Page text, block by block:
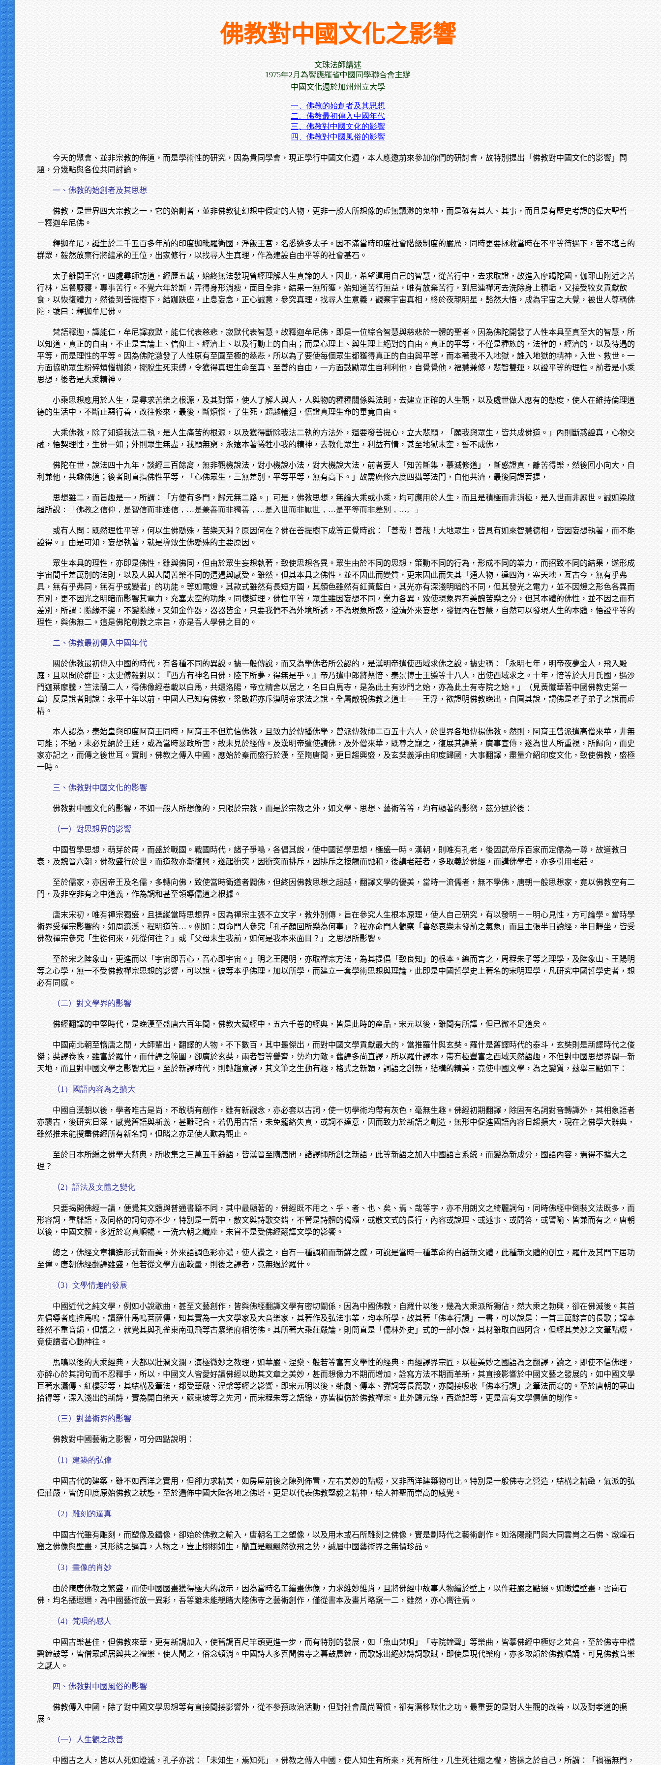
佛教對中國文化之影響
文珠法師講述
1975年2月為響應羅省中國同學聯合會主辦
中國文化週於加州州立大學
一、佛教的始創者及其思想
二、佛教最初傳入中國年代
三、佛教對中國文化的影響
四、佛教對中國風俗的影響
今天的聚會、並非宗教的佈道，而是學術性的研究，因為貴同學會，現正學行中國文化週，本人應邀前來參加你們的研討會，故特別提出「佛教對中國文化的影響」問
題，分幾點與各位共同討論。
一、佛教的始創者及其思想
佛教，是世界四大宗教之一，它的始創者，並非佛教徒幻想中假定的人物，更非一般人所想像的虛無飄渺的鬼神，而是確有其人、其事，而且是有歷史考證的偉大聖哲－
－釋迦牟尼佛。
釋迦牟尼，誕生於二千五百多年前的印度迦毗羅衛國，淨飯王宮，名悉遴多太子。因不滿當時印度社會階級制度的嚴厲，同時更要拯救當時在不平等待遇下，苦不堪言的
群眾，毅然放棄行將繼承的王位，出家修行，以找尋人生真理，作為建設自由平等的社會基石。
太子離開王宮，四處尋師訪道，經歷五載，始終無法發現曾經理解人生真諦的人，因此，希望運用自己的智慧，從苦行中，去求取證，故進入摩竭陀國，伽耶山附近之苦
行林，忘餐廢寢，專事苦行。不覺六年於斯，弄得身形消瘦，面目全非，結果一無所獲，始知道苦行無益，唯有放棄苦行，到尼連禪河去洗除身上積垢，又接受牧女貢獻飲
食，以恢復體力，然後到菩提樹下，結跏趺座，止息妄念，正心誠意，參究真理，找尋人生意義，觀察宇宙真相，終於夜親明星，豁然大悟，成為宇宙之大覺，被世人尊稱佛
陀，號曰：釋迦牟尼佛。
梵語釋迦，譯能仁，牟尼譯寂默，能仁代表慈悲，寂默代表智慧。故釋迦牟尼佛，即是一位綜合智慧與慈悲於一體的聖者。因為佛陀開發了人性本具至真至大的智慧，所
以知道，真正的自由，不止是言論上、信仰上、經濟上、以及行動上的自由；而是心理上、與生理上絕對的自由。真正的平等，不僅是種族的，法律的，經濟的，以及待遇的
平等，而是理性的平等。因為佛陀激發了人性原有至圓至極的慈悲，所以為了要使每個眾生都獲得真正的自由與平等，而本著我不入地獄，誰入地獄的精神，入世、救世。一
方面協助眾生粉碎煩惱枷鎖，擺脫生死束縛，令獲得真理生命至真、至善的自由，一方面鼓勵眾生自利利他，自覺覺他，福慧兼修，悲智雙運，以證平等的理性。前者是小乘
思想，後者是大乘精神。
小乘思想應用於人生，是尋求苦樂之根源，及其對策，使人了解人與人，人與物的種種關係與法則，去建立正確的人生觀，以及處世做人應有的態度，使人在維持倫理道
德的生活中，不斷止惡行善，改往修來，最後，斷煩惱，了生死，超越輪迴，悟證真理生命的畢竟自由。
大乘佛教，除了知道我法二執，是人生痛苦的根源，以及獲得斷除我法二執的方法外，還要發菩提心，立大悲願，「願我與眾生，皆共成佛道。」內則斷惑證真，心物交
融，悟契理性，生佛一如；外則眾生無盡，我願無窮，永遠本著犧牲小我的精神，去教化眾生，利益有情，甚至地獄末空，誓不成佛，
佛陀在世，說法四十九年，談經三百餘禽，無非觀機說法，對小機說小法，對大機說大法，前者要人「知苦斷集，慕滅修道」，斷惑證真，離苦得樂，然後回小向大，自
利兼他，共趣佛道；後者則直指佛性平等，「心佛眾生，三無差別，平等平等，無有高下。」故需廣修六度四攝等法門，自他共濟，最後同證菩提，
思想雖二，而旨趣是一，所謂：「方便有多門，歸元無二路。」可是，佛教思想，無論大乘或小乘，均可應用於人生，而且是積極而非消極，是入世而非厭世。誠如梁啟
超所說 ：「佛教之信仰，是智信而非迷信，…是兼善而非獨善，…是入世而非厭世，…是平等而非差別，…。」
或有人問：既然理性平等，何以生佛懸殊，苦樂天淵？原因何在？佛在菩提樹下成等正覺時說：「善哉！善哉！大地眾生，皆具有如來智慧德相，皆因妄想執著，而不能
證得。」由是可知，妄想執著，就是導致生佛懸殊的主要原因。
眾生本具的理性，亦即是佛性，雖與佛同，但由於眾生妄想執著，致使思想各異。眾生由於不同的思想，策動不同的行為，形成不同的業力，而招致不同的結果，遂形成
宇宙間千差萬別的法則，以及人與人間苦樂不同的遭遇與感受。雖然，但其本具之佛性，並不因此而變質，更末因此而失其「通人物，達四海，塞天地，亙古今，無有乎弗
具，無有乎弗同，無有乎或變者」的功能。等如電燈，其款式雖然有長短方圓，其顏色雖然有紅黃藍白，其光亦有深淺明暗的不同，但其發光之電力，並不因燈之形色各異而
有別，更不因光之明暗而影響其電力，充塞太空的功能。同樣道理，佛性平等，眾生雖因妄想不同，業力各異，致使現象界有美醜苦樂之分，但其本體的佛性，並不因之而有
差別，所謂：隨緣不變，不變隨緣。又如金作器，器器皆金，只要我們不為外境所誘，不為現象所惑，澄清外來妄想，發掘內在智慧，自然可以發現人生的本體，悟證平等的
理性，與佛無二。這是佛陀創教之宗旨，亦是吾人學佛之目的。
二、佛教最初傳入中國年代
關於佛教最初傳入中國的時代，有各種不同的異說。據一般傳說，而又為學佛者所公認的，是漢明帝遣使西域求佛之說。據史稱：「永明七年，明帝夜夢金人，飛入殿
庭，且以問於群臣，太史傅毅對以：『西方有神名曰佛，陸下所夢，得無是乎。』帝乃遣中郎將蔡愔、秦景博士王遵等十八人，出使西域求之。十年，愔等於大月氏國，遇沙
門迦葉摩騰，竺法蘭二人，得佛像經卷載以白馬，共還洛陽，帝立精舍以居之，名曰白馬寺，是為此土有沙門之始，亦為此土有寺院之始。」（見黃懺華著中國佛教史第一
章）反是說者則說：永平十年以前，中國人已知有佛教，梁啟超亦斥漠明帝求法之說，全屬敵視佛教之道士－－王浮，欲證明佛教晚出，自圓其說，謂佛是老子弟子之說而虛
構。
本人認為，秦始皇與印度阿育王同時，阿育王不但篤信佛教，且致力於傳播佛學，曾派傳教師二百五十六人，於世界各地傳揚佛教。然則，阿育王曾派遣高僧來華，非無
可能；不過，未必見納於王廷，或為當時暴政所害，故未見於經傳。及漢明帝遣使請佛，及外僧來華，既尊之寵之，復展其譯業，廣事宣傳，遂為世人所重視，所歸向，而史
家亦記之，而傳之後世耳。實則，佛教之傳入中國，應始於秦而盛行於漢，至隋唐間，更日趨興盛，及玄奘義淨由印度歸國，大事翻譯，盡量介紹印度文化，致使佛教，盛極
一時。
三、佛教對中國文化的影響
佛教對中國文化的影響，不如一般人所想像的，只限於宗教，而是於宗教之外，如文學、思想、藝術等等，均有顯著的影嚮，茲分述於後：
（一）對思想界的影響
中國哲學思想，萌芽於周，而盛於戰國。戰國時代，諸子爭鳴，各倡其說，使中國哲學思想，極盛一時。漢朝，則唯有孔老，後因武帝斥百家而定儒為一尊，故道教日
衰，及魏晉六朝，佛教盛行於世，而道教亦漸復興，遂起衝突，因衝突而排斥，因排斥之接觸而融和，後講老莊者，多取義於佛經，而講佛學者，亦多引用老莊。
至於儒家，亦因帝王及名儒，多轉向佛，致使當時衛道者闢佛，但終因佛教思想之超越，翻譯文學的優美，當時一流儒者，無不學佛，唐朝一般思想家，竟以佛教空有二
門，及非空非有之中道義，作為調和甚至領導儒道之根據。
唐末宋初，唯有禪宗獨盛，且操縱當時思想界。因為禪宗主張不立文字，教外別傳，旨在參究人生根本原理，使人自己研究，有以發明－－明心見性，方可論學。當時學
術界受禪宗影響的，如周濂溪、程明道等…。例如：周命門人參究「孔子顏回所樂為何事」？程亦命門人觀察「喜怒哀樂末發前之氣象」而且主張半日讀經，半日靜坐，皆受
佛教禪宗參究「生從何來，死從何往？」或「父母末生我前，如何是我本來面目？」之思想所影饗。
至於宋之陸象山，更進而以「宇宙即吾心，吾心即宇宙。」明之王陽明，亦取禪宗方法，為其提倡「致良知」的根本。總而言之，周程朱子等之理學，及陸象山、王陽明
等之心學，無一不受佛教禪宗思想的影響，可以說，彼等本乎佛理，加以所學，而建立一套學術思想與理論，此即是中國哲學史上著名的宋明理學，凡研究中國哲學史者，想
必有同感。
（二）對文學界的影響
佛經翻譯的中堅時代，是晚漢至盛唐六百年間，佛教大藏經中，五六千卷的經典，皆是此時的產品，宋元以後，雖間有所譯，但已微不足道矣。
中國南北朝至惰唐之間，大師輩出，翻譯的人物，不下數百，其中最傑出，而對中國文學貢獻最大的，當推羅什與玄奘。羅什是舊譯時代的泰斗，玄奘則是新譯時代之俊
傑；奘譯卷帙，雖富於羅什，而什譯之範圍，卻廣於玄奘，兩者智等譽齊，勢均力敵。舊譯多尚直譯，所以羅什譯本，帶有極豐富之西域天然語趣，不但對中國思想界闢一新
天地，而且對中國文學之影饗尤巨。至於新譯時代，則轉趨意譯，其文筆之生動有趣，格式之新穎，詞語之創新，結構的精美，竟使中國文學，為之變質，玆舉三點如下：
（1）國語內容為之擴大
中國自漢朝以後，學者唯古是尚，不敢稍有創作，雖有新觀念，亦必套以古詞，使一切學術均帶有灰色，毫無生趣。佛經初期翻譯，除固有名詞對音轉譯外，其相象語者
亦襲古，後研究日深，感覺舊語與新義，甚難配合，若仍用古語，未免籠絡失真，或詞不達意，因而致力於新語之創造，無形中促進國語內容日趨擴大，現在之佛學大辭典，
雖然推未能搜盡佛經所有新名詞，但睹之亦足使人歎為觀止。
至於日本所編之佛學大辭典，所收集之三萬五千餘語，皆漢晉至隋唐間，諸譯師所創之新語，此等新語之加入中國語言系統，而變為新成分，國語內容，焉得不擴大之
理？
（2）語法及文體之變化
只要揭開佛經一讀，便覺其文體與普通書籍不同，其中最顯著的，佛經既不用之、乎、者、也、矣、焉、哉等字，亦不用朗文之綺麗詞句，同時佛經中倒裝文法既多，而
形容詞，重牒語，及同格的詞句亦不少，特別是一篇中，散文與詩歌交錯，不管是詩體的偈頌，或散文式的長行，內容或說理、或述事、或問答，或譬喻、皆兼而有之。唐朝
以後，中國文體，多近於寫真順暢，一洗六朝之纖塵，未嘗不是受佛經翻譯文學的影饗。
總之，佛經文章構造形式新而美，外來語調色彩亦濃，使人讚之，自有一種調和而新鮮之感，可說是當時一種革命的白話新文體，此種新文體的創立，羅什及其門下居功
至偉。唐朝佛經翻譯雖盛，但若從文學方面較量，則後之譯者，竟無過於羅什。
（3）文學情趣的發展
中國近代之純文學，例如小說歌曲，甚至文藝創作，皆與佛經翻譯文學有密切關係，因為中國佛教，自羅什以後，幾為大乘派所獨佔，然大乘之勃興，卻在佛滅後。其首
先倡導者應推馬鳴，讀羅什馬鳴菩薩傳，知其實為一大文學家及大音樂家，其著作及弘法事業，均本所學，故其著「佛本行讚」一書，可以說是：一首三萬餘言的長歌；譯本
雖然不重音韻，但讀之，就覺其與孔雀東南虱飛等古絮樂府相彷彿。其所著大乘莊嚴論，則簡直是「儒林外史」式的一部小說，其材雖取自四阿含，但經其美妙之文筆點綴，
竟使讀者心動神往。
馬鳴以後的大乘經典，大都以壯潤文瀾，演極微妙之教理，如華嚴、涅燊、般若等富有文學性的經典，再經譯界宗匠，以極美妙之國語為之翻譯，讀之，即使不信佛理，
亦醉心於其詞句而不忍釋手，所以，中國文人皆愛好讀佛經以助其文章之美妙，甚而想像力不期而增加，詮寫方法不期而革新，其直接影響於中國文藝之發展的，如中國文學
巨著水瀟傳、紅樓夢等，其結構及筆法，都受華嚴、涅槃等經之影響，即宋元明以後，雜劇、傳本、彈詞等長篇歌，亦間接吸收「佛本行讚」之筆法而寫的。至於唐朝的寒山
拾得等，深入淺出的新詩，實為開白樂天，蘇東坡等之先河，而宋程朱等之語錄，亦皆模仿於佛教禪宗。此外歸元錄，西遊記等，更是富有文學價值的削作。
（三）對藝術界的影響
佛教對中國藝術之影饗，可分四點說明：
（1）建築的弘偉
中國古代的建築，雖不如西洋之實用，但卻力求精美，如房屋前後之陳列佈置，左右美妙的點綴，又非西洋建築物可比。特別是一般佛寺之營造，結構之精緻，氣派的弘
偉莊嚴，皆仿印度原始佛教之狀態，至於遍佈中國大陸各地之佛塔，更足以代表佛教堅毅之精神，給人神聖而崇高的感覺。
（2）雕刻的逼真
中國古代雖有雕刻，而塑像及鑄像，卻始於佛教之輸入，唐朝名工之塑像，以及用木或石所雕刻之佛像，實是劃時代之藝術創作。如洛陽龍門與大同雲崗之石佛、燉煌石
窟之佛像與壁畫，其形態之逼真，人物之，豈止栩栩如生，簡直是飄飄然欲飛之勢，誠屬中國藝術界之無價珍品。
（3）畫像的肖妙
由於隋唐佛教之繁盛，而使中國國畫獲得極大的啟示，因為當時名工繪畫佛像，力求維妙維肖，且將佛經中故事人物繪於壁上，以作莊嚴之點綴。如燉煌壁畫，雲崗石
佛，均名播遐邇，為中國藝術放一異彩，吾等雖未能親睹大陸佛寺之藝術創作，僅從書本及畫片略窺一二，雖然，亦心嚮往焉。
（4）梵唄的感人
中國古樂甚佳，但佛教來華，更有新調加入，使舊調百尺竿頭更進一步，而有特別的發展，如「魚山梵唄」「寺院鐘聲」等樂曲，皆摹佛經中極好之梵音，至於佛寺中檔
磬鐘鼓等，皆僧眾起居與共之禮樂，使人聞之，俗念頓消。中國詩人多喜聞佛寺之暮鼓晨鐘，而歌詠出絕妙詩詞歌賦，即使是現代樂府，亦多取韻於佛教唱誦，可見佛教音樂
之感人。
四、佛教對中國風俗的影響
佛教傳入中國，除了對中國文學思想等有直接間接影響外，從不參預政治活動，但對社會風尚習慣，卻有潛移默化之功。最重要的是對人生觀的改善，以及對孝道的擴
展。
（一）人生觀之改善
中國古之人，皆以人死如燈滅，孔子亦說：「未知生，焉知死」。佛教之傳入中國，使人知生有所來，死有所往，几生死往還之權，皆操之於自己，所謂：「禍福無門，